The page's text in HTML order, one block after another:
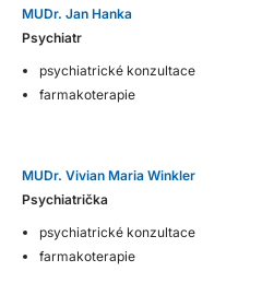
MUDr. Jan Hanka
Psychiatr
psychiatrické konzultace
farmakoterapie
MUDr. Vivian Maria Winkler
Psychiatrička
psychiatrické konzultace
farmakoterapie